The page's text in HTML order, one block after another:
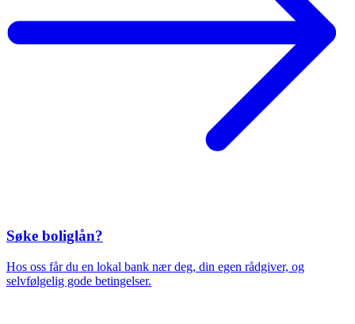
Søke boliglån?
Hos oss får du en lokal bank nær deg, din egen rådgiver, og
selvfølgelig gode betingelser.